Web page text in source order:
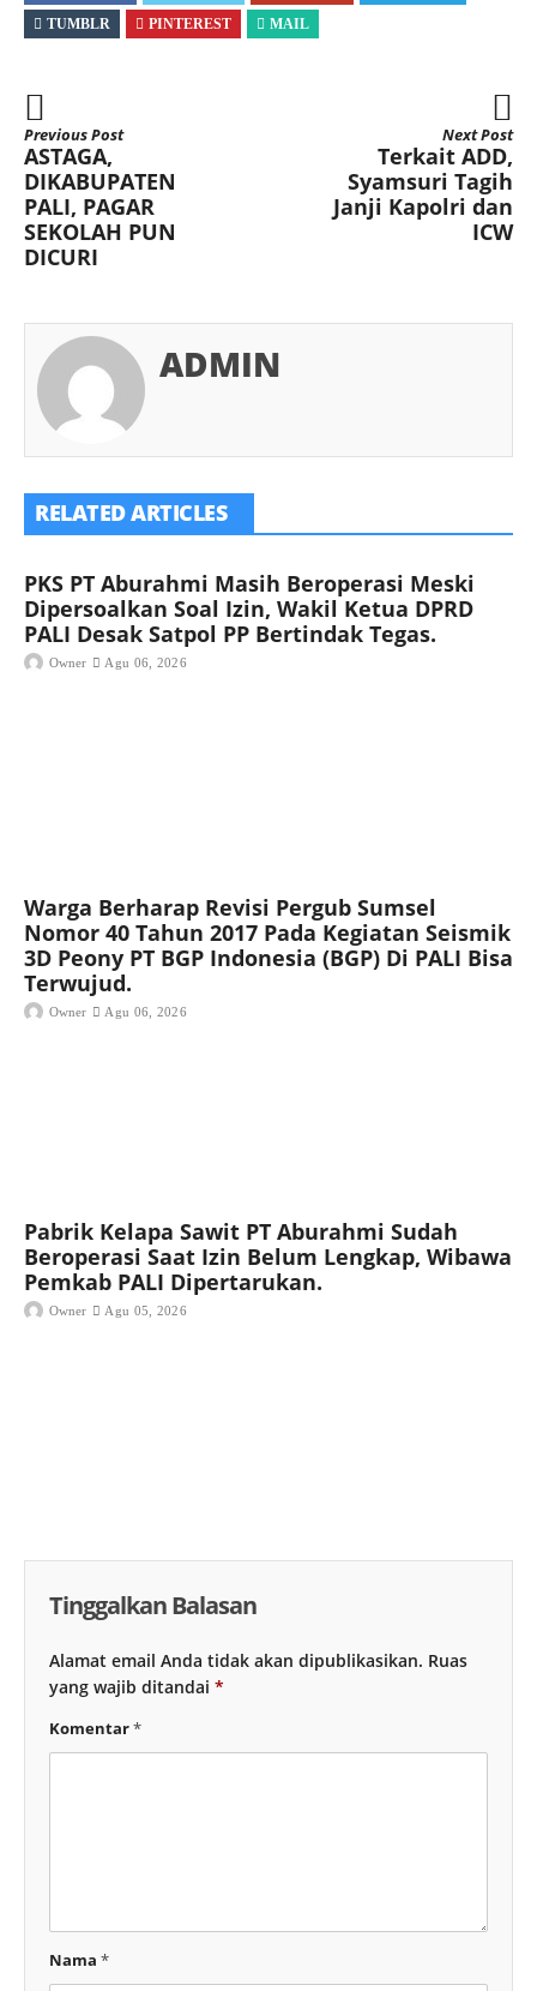
TUMBLR PINTEREST MAIL
Previous Post
ASTAGA,
DIKABUPATEN
PALI, PAGAR
SEKOLAH PUN
DICURI
Next Post
Terkait ADD,
Syamsuri Tagih
Janji Kapolri dan
ICW
ADMIN
RELATED ARTICLES
PKS PT Aburahmi Masih Beroperasi Meski
Dipersoalkan Soal Izin, Wakil Ketua DPRD
PALI Desak Satpol PP Bertindak Tegas.
Owner Agu 06, 2026
Warga Berharap Revisi Pergub Sumsel
Nomor 40 Tahun 2017 Pada Kegiatan Seismik
3D Peony PT BGP Indonesia (BGP) Di PALI Bisa
Terwujud.
Owner Agu 06, 2026
Pabrik Kelapa Sawit PT Aburahmi Sudah
Beroperasi Saat Izin Belum Lengkap, Wibawa
Pemkab PALI Dipertarukan.
Owner Agu 05, 2026
Tinggalkan Balasan
Alamat email Anda tidak akan dipublikasikan. Ruas
yang wajib ditandai *
Komentar*
Nama *